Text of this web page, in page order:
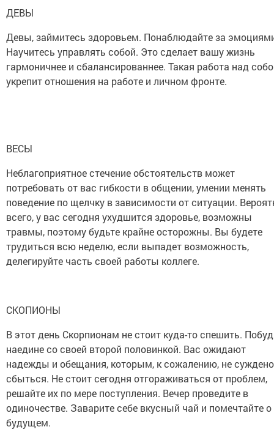
ДЕВЫ
Девы, займитесь здоровьем. Понаблюдайте за
Научитесь управлять собой. Это сделает вашу жизнь
гармоничнее и сбалансированнее. Такая работа над
укрепит отношения на работе и личном фронте.
ВЕСЫ
Неблагоприятное стечение обстоятельств может
потребовать от вас гибкости в общении, умении менять
поведение по щелчку в зависимости от ситуации.
всего, у вас сегодня ухудшится здоровье, возможны
травмы, поэтому будьте крайне осторожны. Вы будете
трудиться всю неделю, если выпадет возможность,
делегируйте часть своей работы коллеге.
СКОПИОНЫ
В этот день Скорпионам не стоит куда-то спешить.
наедине со своей второй половинкой. Вас ожидают
надежды и обещания, которым, к сожалению, не суждено
сбыться. Не стоит сегодня отгораживаться от проблем,
решайте их по мере поступления. Вечер проведите в
одиночестве. Заварите себе вкусный чай и помечтайте о
будущем.